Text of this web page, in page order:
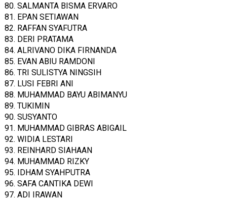
80. SALMANTA BISMA ERVARO
81. EPAN SETIAWAN
82. RAFFAN SYAFUTRA
83. DERI PRATAMA
84. ALRIVANO DIKA FIRNANDA
85. EVAN ABIU RAMDONI
86. TRI SULISTYA NINGSIH
87. LUSI FEBRI ANI
88. MUHAMMAD BAYU ABIMANYU
89. TUKIMIN
90. SUSYANTO
91. MUHAMMAD GIBRAS ABIGAIL
92. WIDIA LESTARI
93. REINHARD SIAHAAN
94. MUHAMMAD RIZKY
95. IDHAM SYAHPUTRA
96. SAFA CANTIKA DEWI
97. ADI IRAWAN